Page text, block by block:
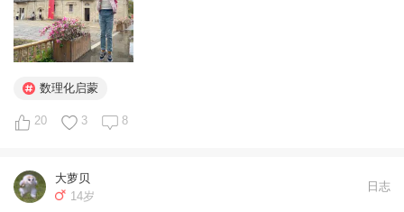
人就不错了！高思集训队的老师这个暑假被她折磨的不轻，
说从未见过这么淘气的女生，比男生还淘……
#数理化启蒙#
数理化启蒙
20 3 8
大萝贝
14岁
日志